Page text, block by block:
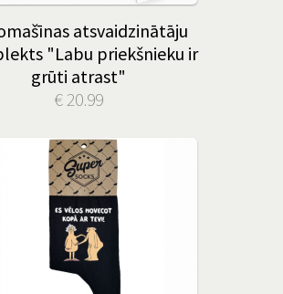
atsvaidzinātāju
"Labu priekšnieku ir
grūti atrast"
€ 20.99